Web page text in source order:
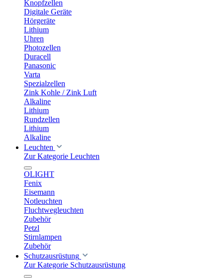
Knopfzellen
Digitale Geräte
Hörgeräte
Lithium
Uhren
Photozellen
Duracell
Panasonic
Varta
Spezialzellen
Zink Kohle / Zink Luft
Alkaline
Lithium
Rundzellen
Lithium
Alkaline
Leuchten
Zur Kategorie Leuchten
OLIGHT
Fenix
Eisemann
Notleuchten
Fluchtwegleuchten
Zubehör
Petzl
Stirnlampen
Zubehör
Schutzausrüstung
Zur Kategorie Schutzausrüstung